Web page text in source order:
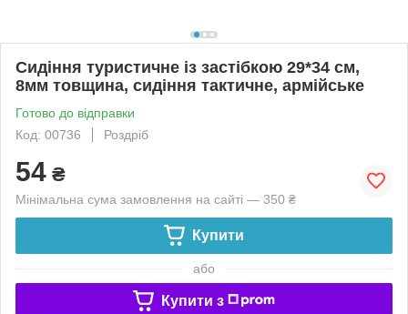
Сидіння туристичне із застібкою 29*34 см,
8мм товщина, сидіння тактичне, армійське
Готово до відправки
Код: 00736
Роздріб
54 ₴
Мінімальна сума замовлення на сайті — 350 ₴
Купити
або
Купити з